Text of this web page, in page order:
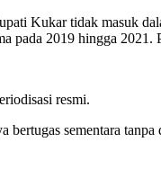
Kukar tidak masuk
pada 2019 hingga
resmi.
bertugas sementara